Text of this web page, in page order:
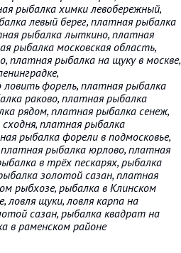
рыбалка химки левобережный,
левый берег, платная рыбалка
рыбалка лыткино, платная
рыбалка московская область,
платная рыбалка на щуку в москве,
форель, платная рыбалка
раково, платная рыбалка
рядом, платная рыбалка сенеж,
платная рыбалка
рыбалка форели в подмосковье,
рыбалка юрлово, платная
в трёх пескарях, рыбалка
золотой сазан, платная
рыбхозе, рыбалка в Клинском
ловля щуки, ловля карпа на
сазан, рыбалка квадрат на
в раменском районе